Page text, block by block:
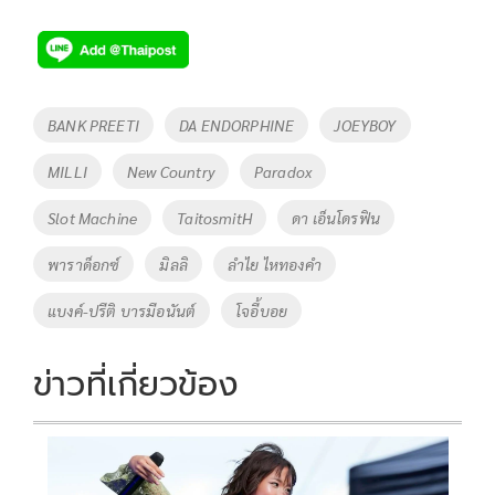
e
b
o
o
k
tt
er
p
y
Li
n
k
Tags
BANK PREETI DA ENDORPHINE JOEYBOY
MILLI New Country Paradox
Slot Machine TaitosmitH ดา เอ็นโดรฟิน
พาราด็อกซ์ มิลลิ ลำไย ไหทองคำ
แบงค์-ปรีติ บารมีอนันต์ โจอี้บอย
ข่าวที่เกี่ยวข้อง